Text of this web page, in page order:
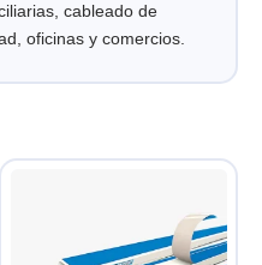
cableado de
oficinas y comercios.